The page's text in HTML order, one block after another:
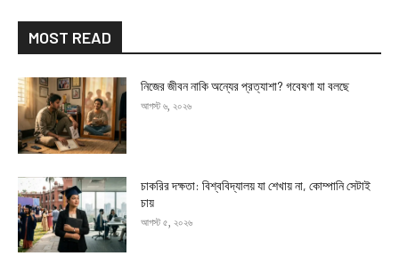
MOST READ
নিজের জীবন নাকি অন্যের প্রত্যাশা? গবেষণা যা বলছে
আগস্ট ৬, ২০২৬
চাকরির দক্ষতা: বিশ্ববিদ্যালয় যা শেখায় না, কোম্পানি সেটাই
চায়
আগস্ট ৫, ২০২৬